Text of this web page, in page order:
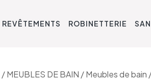
REVÊTEMENTS ROBINETTERIE
/MEUBLES DE BAIN /Meubles de bain